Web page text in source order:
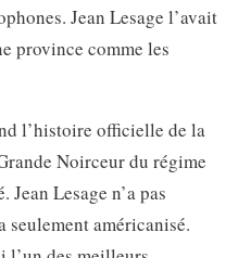
Jean Lesage l’avait
province comme les
l’histoire officielle de la
Noirceur du régime
Jean Lesage n’a pas
seulement américanisé.